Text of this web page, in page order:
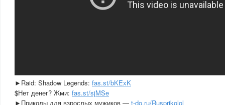
►Raid: Shadow Legends: fas.st/bKExK
$Нет денег? Жми: fas.st/sjMSe
►Приколы для взрослых мужиков — t-do.ru/Rusprikolol